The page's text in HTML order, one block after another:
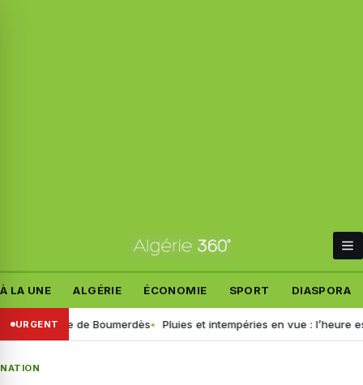
À LA UNE ALGÉRIE ÉCONOMIE SPORT DIASPORA
URGENT
drame de Boumerdès Pluies et intempéries en vue : l’heure est
NATION